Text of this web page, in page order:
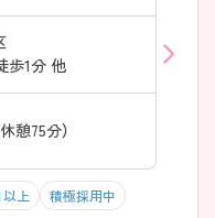
歩1分 他
憩75分）
上 積極採用中